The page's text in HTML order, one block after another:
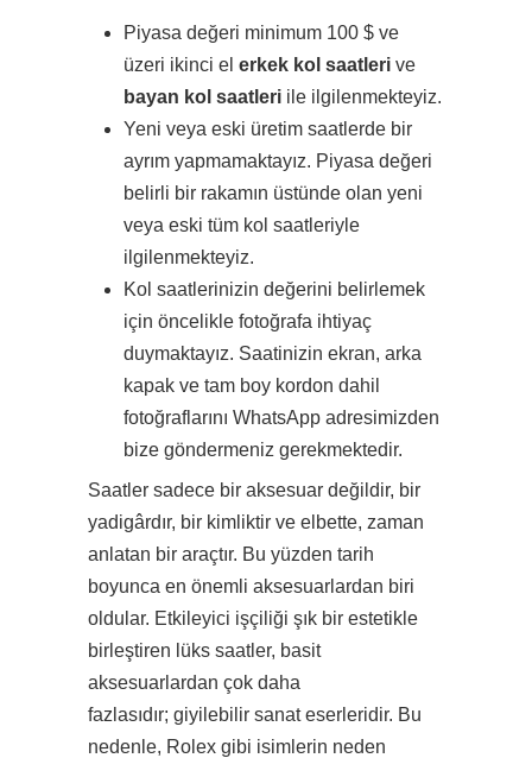
Piyasa değeri minimum 100 $ ve
üzeri ikinci el erkek kol saatleri ve
bayan kol saatleri ile ilgilenmekteyiz.
Yeni veya eski üretim saatlerde bir
ayrım yapmamaktayız. Piyasa değeri
belirli bir rakamın üstünde olan yeni
veya eski tüm kol saatleriyle
ilgilenmekteyiz.
Kol saatlerinizin değerini belirlemek
için öncelikle fotoğrafa ihtiyaç
duymaktayız. Saatinizin ekran, arka
kapak ve tam boy kordon dahil
fotoğraflarını WhatsApp adresimizden
bize göndermeniz gerekmektedir.
Saatler sadece bir aksesuar değildir, bir
yadigârdır, bir kimliktir ve elbette, zaman
anlatan bir araçtır. Bu yüzden tarih
boyunca en önemli aksesuarlardan biri
oldular. Etkileyici işçiliği şık bir estetikle
birleştiren lüks saatler, basit
aksesuarlardan çok daha
fazlasıdır; giyilebilir sanat eserleridir. Bu
nedenle, Rolex gibi isimlerin neden